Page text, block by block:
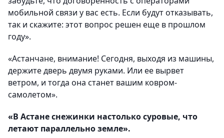
мобильной связи у вас есть. Если будут отказывать,
так и скажите: этот вопрос решен еще в прошлом
году».
«Астанчане, внимание! Сегодня, выходя из машины,
держите дверь двумя руками. Или ее вырвет
ветром, и тогда она станет вашим ковром-
самолетом».
«В Астане снежинки настолько суровые, что
летают параллельно земле».